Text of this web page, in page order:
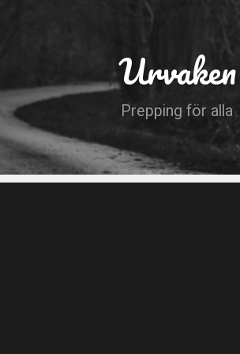
Urvaken
Prepping för alla